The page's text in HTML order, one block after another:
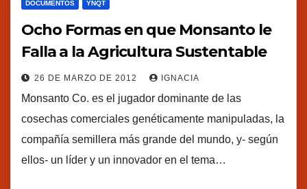
DOCUMENTOS YNQT
Ocho Formas en que Monsanto le
Falla a la Agricultura Sustentable
26 DE MARZO DE 2012 IGNACIA
Monsanto Co. es el jugador dominante de las
cosechas comerciales genéticamente manipuladas, la
compañía semillera más grande del mundo, y- según
ellos- un líder y un innovador en el tema…